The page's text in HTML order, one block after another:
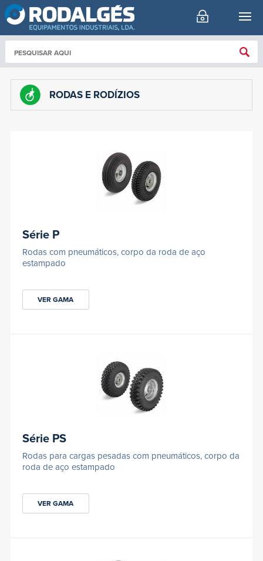
RODAS E RODÍZIOS
Série P
Rodas com pneumáticos, corpo da roda de aço
estampado
VER GAMA
Série PS
Rodas para cargas pesadas com pneumáticos, corpo da
roda de aço estampado
VER GAMA